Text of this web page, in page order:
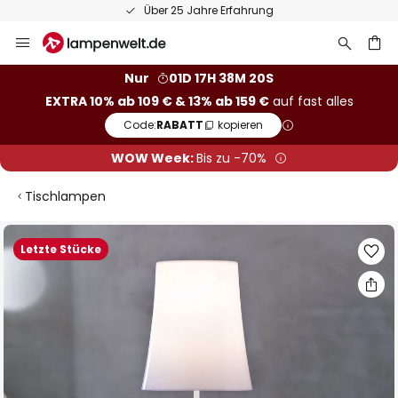
Über 25 Jahre Erfahrung
Inhalt
Nur
01D 17H 38M 19S
EXTRA 10% ab 109 € & 13% ab 159 €auf fast alles
Code:RABATT kopieren
WOW Week:Bis zu -70%
Tischlampen
Letzte Stücke
Zum
Ende
Bildgalerie